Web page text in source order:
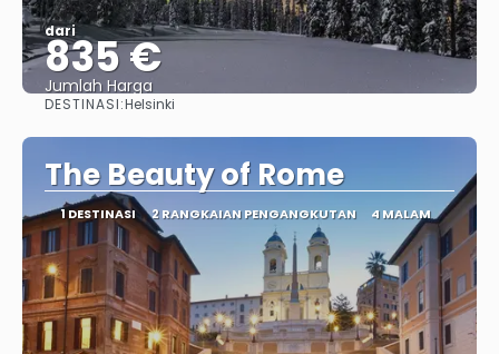
dari
835 €
Jumlah Harga
DESTINASI:Helsinki
The Beauty of Rome
1 DESTINASI 2 RANGKAIAN PENGANGKUTAN 4 MALAM